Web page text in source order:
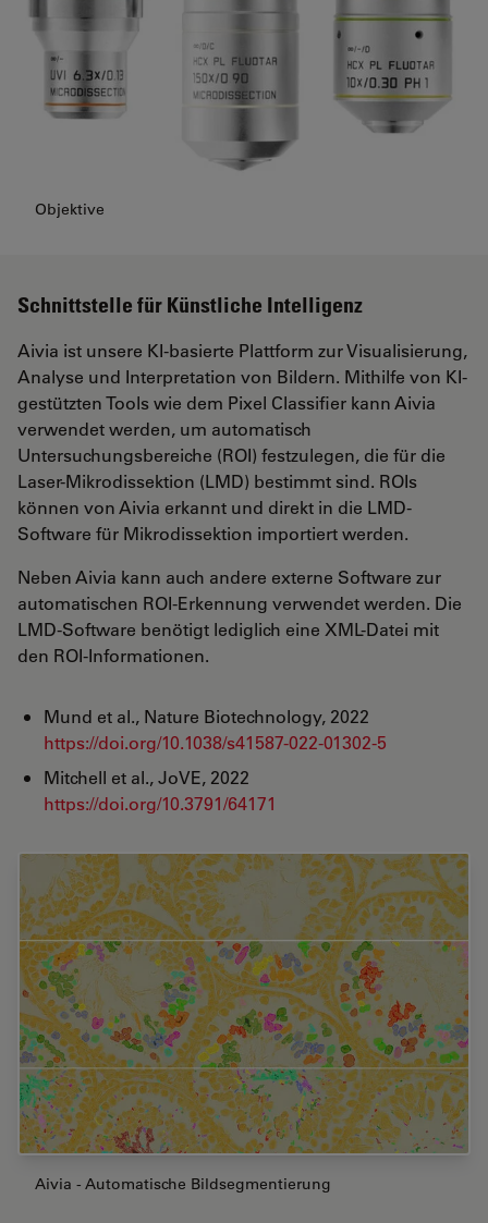
Objektive
Schnittstelle für Künstliche Intelligenz
Aivia ist unsere KI-basierte Plattform zur Visualisierung,
Analyse und Interpretation von Bildern. Mithilfe von KI-
gestützten Tools wie dem Pixel Classifier kann Aivia
verwendet werden, um automatisch
Untersuchungsbereiche (ROI) festzulegen, die für die
Laser-Mikrodissektion (LMD) bestimmt sind. ROIs
können von Aivia erkannt und direkt in die LMD-
Software für Mikrodissektion importiert werden.
Neben Aivia kann auch andere externe Software zur
automatischen ROI-Erkennung verwendet werden. Die
LMD-Software benötigt lediglich eine XML-Datei mit
den ROI-Informationen.
Mund et al., Nature Biotechnology, 2022
https://doi.org/10.1038/s41587-022-01302-5
Mitchell et al., JoVE, 2022
https://doi.org/10.3791/64171
Aivia - Automatische Bildsegmentierung